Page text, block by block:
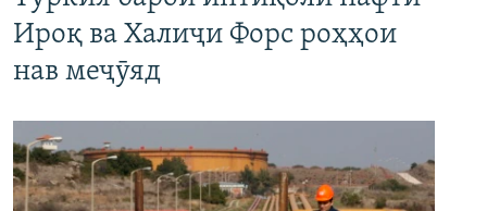
Ироқ ва Халиҷи Форс роҳҳои
нав меҷӯяд